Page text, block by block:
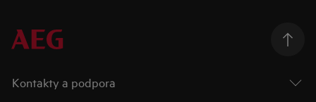
Kontakty a podpora